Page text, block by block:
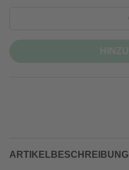
ARTIKELBESCHREIBUNG